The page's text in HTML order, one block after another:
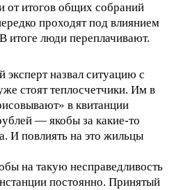
от итогов общих собраний
проходят под влиянием
люди переплачивают.
эксперт назвал ситуацию с
стоят теплосчетчики. Им в
в квитанции
— якобы за какие-то
И повлиять на это жильцы
на такую несправедливость
постоянно. Принятый